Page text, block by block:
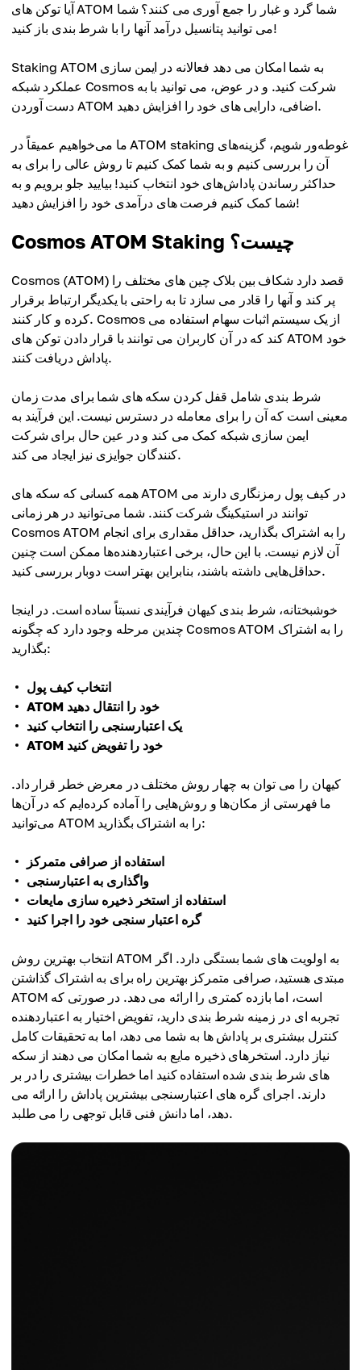
آیا توکن های ATOM شما گرد و غبار را جمع آوری می کنند؟ شما
می توانید پتانسیل درآمد آنها را با شرط بندی باز کنید!
Staking ATOM به شما امکان می دهد فعالانه در ایمن سازی
عملکرد شبکه Cosmos شرکت کنید. و در عوض، می توانید با به
دست آوردن ATOM اضافی، دارایی های خود را افزایش دهید.
ما می‌خواهیم عمیقاً در ATOM staking غوطه‌ور شویم، گزینه‌های
آن را بررسی کنیم و به شما کمک کنیم تا روش عالی را برای به
حداکثر رساندن پاداش‌های خود انتخاب کنید! بیایید جلو برویم و به
شما کمک کنیم فرصت های درآمدی خود را افزایش دهید!
Cosmos ATOM Staking چیست؟
Cosmos (ATOM) قصد دارد شکاف بین بلاک چین های مختلف را
پر کند و آنها را قادر می سازد تا به راحتی با یکدیگر ارتباط برقرار
کرده و کار کنند. Cosmos از یک سیستم اثبات سهام استفاده می
کند که در آن کاربران می توانند با قرار دادن توکن های ATOM خود
پاداش دریافت کنند.
شرط بندی شامل قفل کردن سکه های شما برای مدت زمان
معینی است که آن را برای معامله در دسترس نیست. این فرآیند به
ایمن سازی شبکه کمک می کند و در عین حال برای شرکت
کنندگان جوایزی نیز ایجاد می کند.
همه کسانی که سکه های ATOM در کیف پول رمزنگاری دارند می
توانند در استیکینگ شرکت کنند. شما می‌توانید در هر زمانی
Cosmos ATOM را به اشتراک بگذارید، حداقل مقداری برای انجام
آن لازم نیست. با این حال، برخی اعتباردهنده‌ها ممکن است چنین
حداقل‌هایی داشته باشند، بنابراین بهتر است دوبار بررسی کنید.
خوشبختانه، شرط بندی کیهان فرآیندی نسبتاً ساده است. در اینجا
چندین مرحله وجود دارد که چگونه Cosmos ATOM را به اشتراک
بگذارید:
انتخاب کیف پول
ATOM خود را انتقال دهید
یک اعتبارسنجی را انتخاب کنید
ATOM خود را تفویض کنید
کیهان را می توان به چهار روش مختلف در معرض خطر قرار داد.
ما فهرستی از مکان‌ها و روش‌هایی را آماده کرده‌ایم که در آن‌ها
می‌توانید ATOM را به اشتراک بگذارید:
استفاده از صرافی متمرکز
واگذاری به اعتبارسنجی
استفاده از استخر ذخیره سازی مایعات
گره اعتبار سنجی خود را اجرا کنید
انتخاب بهترین روش ATOM به اولویت های شما بستگی دارد. اگر
مبتدی هستید، صرافی متمرکز بهترین راه برای به اشتراک گذاشتن
ATOM است، اما بازده کمتری را ارائه می دهد. در صورتی که
تجربه ای در زمینه شرط بندی دارید، تفویض اختیار به اعتباردهنده
کنترل بیشتری بر پاداش ها به شما می دهد، اما به تحقیقات کامل
نیاز دارد. استخرهای ذخیره مایع به شما امکان می دهند از سکه
های شرط بندی شده استفاده کنید اما خطرات بیشتری را در بر
دارند. اجرای گره های اعتبارسنجی بیشترین پاداش را ارائه می
دهد، اما دانش فنی قابل توجهی را می طلبد.